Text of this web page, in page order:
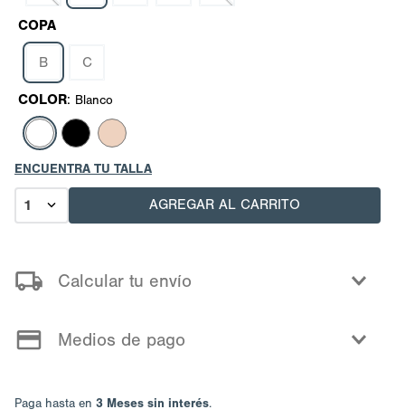
COPA
B C
COLOR: Blanco
ENCUENTRA TU TALLA
1 AGREGAR AL CARRITO
Calcular tu envío
Medios de pago
Paga hasta en 3 Meses sin interés.